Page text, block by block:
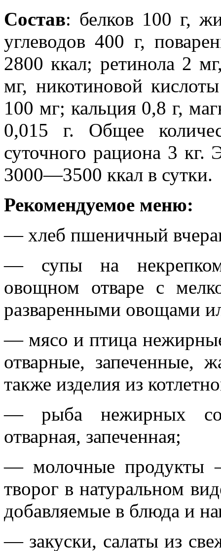
Состав: белков 100 г,
углеводов 400 г,
2800 ккал; ретинола 2
мг, никотиновой
100 мг; кальция 0,8 г,
0,015 г. Общее
суточного рациона 3 кг.
3000—3500 ккал в сутки.
Рекомендуемое меню:
— хлеб пшеничный
— супы на
овощном отваре с
разваренными овощами
— мясо и птица
отварные, запеченные,
также изделия из
— рыба нежирных
отварная, запеченная;
— молочные продукты
творог в натуральном
добавляемые в блюда и
— закуски, салаты из